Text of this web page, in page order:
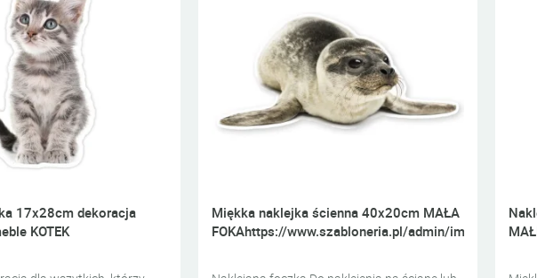
17x28cm dekoracja
KOTEK
Miękka naklejka ścienna 40x20cm MAŁA
FOKAhttps://www.szabloneria.pl/admin/img/przyp.gif